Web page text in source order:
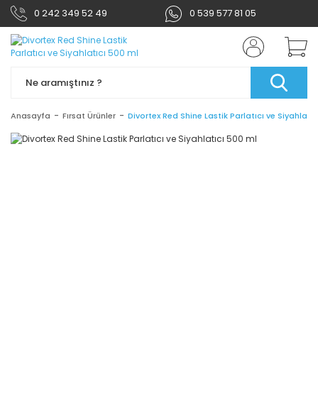
0 242 349 52 49 0 539 577 81 05
Anasayfa Fırsat Ürünler Divortex Red Shine Lastik Parlatıcı ve